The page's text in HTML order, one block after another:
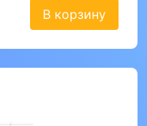
В корзину